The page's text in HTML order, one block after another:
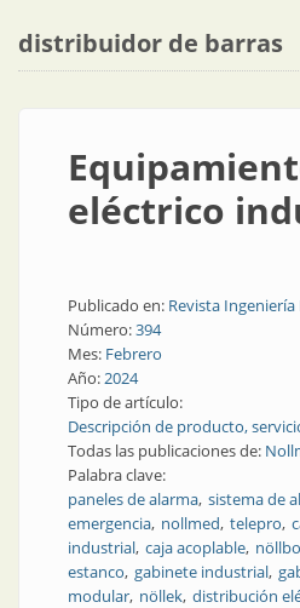
distribuidor de barras
eléctrico
Publicado en: Revista Ingeniería
Número:394
Mes: Febrero
Año:2024
Tipo de artículo:
Descripción de producto,
Todas las publicaciones de:
Palabra clave:
paneles de alarma sistema de
emergencia nollmed telepro
industrial caja acoplable
estanco gabinete industrial
modular nöllek distribución